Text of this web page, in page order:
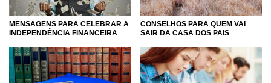
alcançar do que você imagina. Explore tudo sobre esse
sentimento!
MENSAGENS PARA CELEBRAR A
INDEPENDÊNCIA FINANCEIRA
CONSELHOS PARA QUEM VAI
SAIR DA CASA DOS PAIS